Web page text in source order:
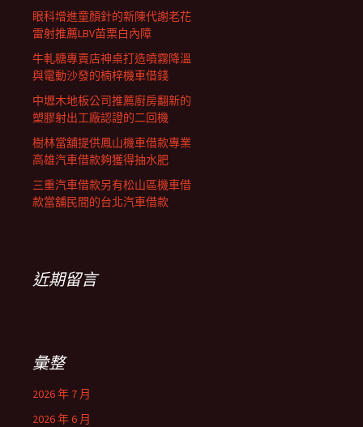
眼科增進童顏針的新陳代謝老花
雷射推薦LBV苗栗白內障
牛軋糖專賣店神桌打造噴霧降溫
與電動沙發的楠梓機車借錢
中壢木地板公司推薦廚房翻新的
塑膠射出工廠認證的二回機
樹林當舖提供鳳山機車借款專業
高雄汽車借款夠獲得抽水肥
三重汽車借款另有松山區機車借
款當舖民間的台北汽車借款
近期留言
彙整
2026 年 7 月
2026 年 6 月